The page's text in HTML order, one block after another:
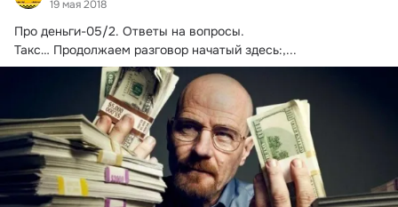
19 мая 2018
Про деньги-05/2. Ответы на вопросы.
Такс… Продолжаем разговор начатый здесь:,...